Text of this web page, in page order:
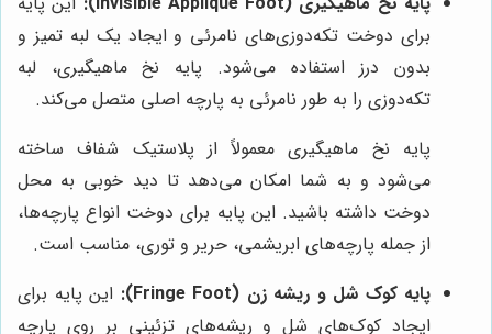
برای دوخت تکه‌دوزی‌های نامرئی و ایجاد یک لبه تمیز و
بدون درز استفاده می‌شود. پایه نخ ماهیگیری، لبه
تکه‌دوزی را به طور نامرئی به پارچه اصلی متصل می‌کند.
پایه نخ ماهیگیری معمولاً از پلاستیک شفاف ساخته
می‌شود و به شما امکان می‌دهد تا دید خوبی به محل
دوخت داشته باشید. این پایه برای دوخت انواع پارچه‌ها،
از جمله پارچه‌های ابریشمی، حریر و توری، مناسب است.
پایه کوک شل و ریشه زن (Fringe Foot):
این پایه برای
ایجاد کوک‌های شل و ریشه‌های تزئینی بر روی پارچه